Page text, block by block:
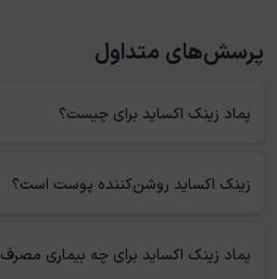
پرسش‌های متداول
پماد زینک اکساید برای چیست؟
می‌شود. با مالیدن کرم روی ناحیه
زینک اکساید روشن‌کننده پوست است؟
پوست تاثیری ندارد. اما با رفع لکه‌های
پماد زینک اکساید برای چه بیماری